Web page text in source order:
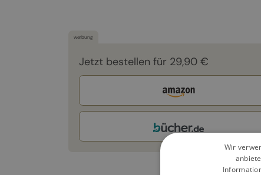
werbung
Jetzt bestellen für 29,90 €
Wir